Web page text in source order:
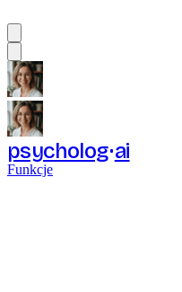
psycholog ai
Funkcje